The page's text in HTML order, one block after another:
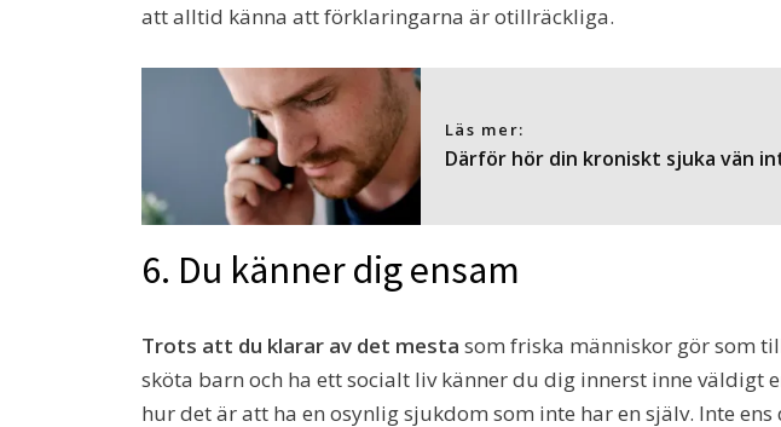
att alltid känna att förklaringarna är otillräckliga.
Läs mer:
Därför hör din kroniskt sjuka vän
6. Du känner dig ensam
Trots att du klarar av det mesta som friska människor gör som
sköta barn och ha ett socialt liv känner du dig innerst inne väldigt
hur det är att ha en osynlig sjukdom som inte har en själv. Inte